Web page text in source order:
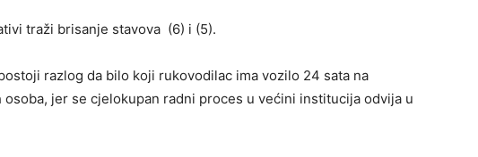
traži brisanje stavova (6) i (5).
razlog da bilo koji rukovodilac ima vozilo 24 sata na
jer se cjelokupan radni proces u većini institucija odvija u